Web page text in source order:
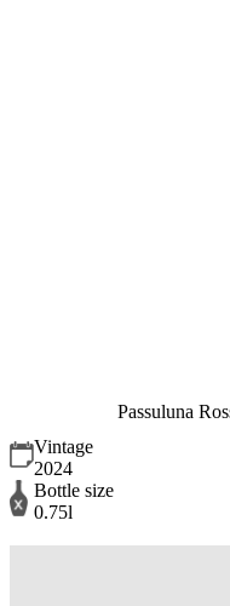
Passuluna
Vintage
2024
Bottle size
0.75l